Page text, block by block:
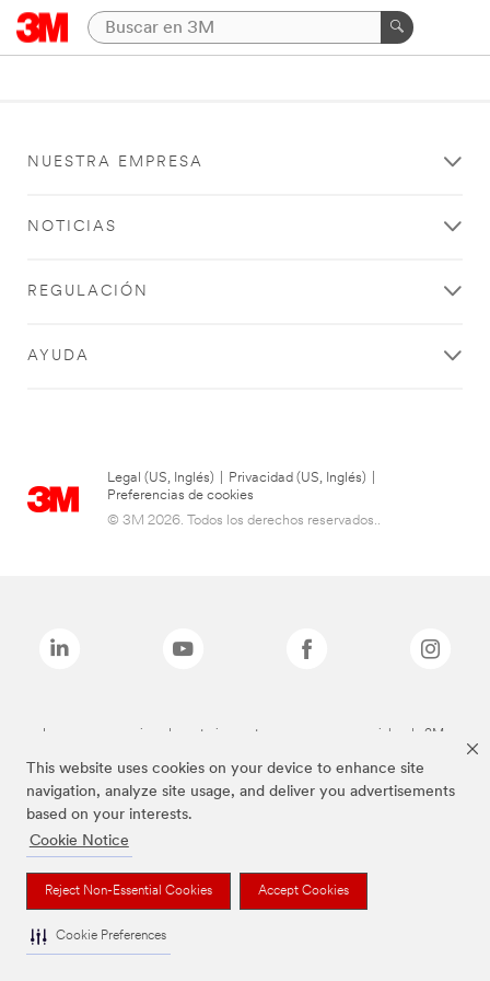
This website uses cookies on your device to enhance site
navigation, analyze site usage, and deliver you advertisements
based on your interests.
Cookie Notice
Reject Non-Essential Cookies Accept Cookies
Cookie Preferences
NUESTRA EMPRESA
NOTICIAS
REGULACIÓN
AYUDA
Legal (US, Inglés) Privacidad (US, Inglés)
Preferencias de cookies
© 3M 2026. Todos los derechos reservados..
Las marcas mencionadas anteriormente son marcas comerciales de 3M.